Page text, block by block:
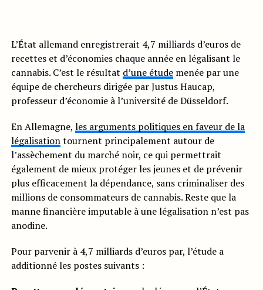
L’État allemand enregistrerait 4,7 milliards d’euros de
recettes et d’économies chaque année en légalisant le
cannabis. C’est le résultat d’une étudemenée par une
équipe de chercheurs dirigée par Justus Haucap,
professeur d’économie à l’université de Düsseldorf.
En Allemagne, les arguments politiques en faveur de la
légalisationtournent principalement autour de
l’assèchement du marché noir, ce qui permettrait
également de mieux protéger les jeunes et de prévenir
plus efficacement la dépendance, sans criminaliser des
millions de consommateurs de cannabis. Reste que la
manne financière imputable à une légalisation n’est pas
anodine.
Pour parvenir à 4,7 milliards d’euros par, l’étude a
additionné les postes suivants :